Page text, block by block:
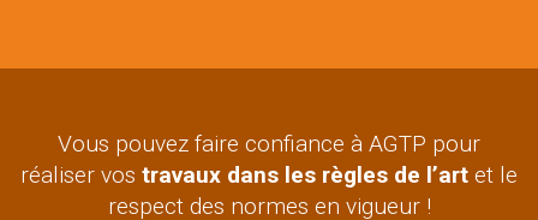
Vous pouvez faire confiance à AGTP pour
réaliser vos travaux dans les règles de l’art et le
respect des normes en vigueur !